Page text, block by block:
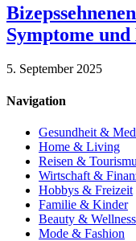
Symptome
5. September 2025
Navigation
Gesundheit &
Home & Living
Reisen &
Wirtschaft &
Hobbys & Freizeit
Familie & Kinder
Beauty & Wellness
Mode & Fashion